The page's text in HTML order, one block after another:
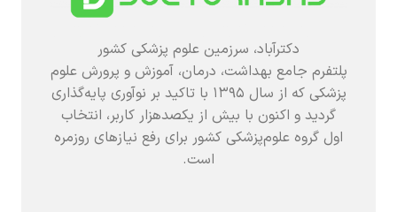
دکترآباد، سرزمین علوم پزشکی کشور
پلتفرم جامع بهداشت، درمان، آموزش و پرورش علوم
پزشکی که از سال ۱۳۹۵ با تاکید بر نوآوری پایه‌گذاری
گردید و اکنون با بیش از یکصدهزار کاربر، انتخاب
اول گروه علوم‌پزشکی کشور برای رفع نیازهای روزمره
است.